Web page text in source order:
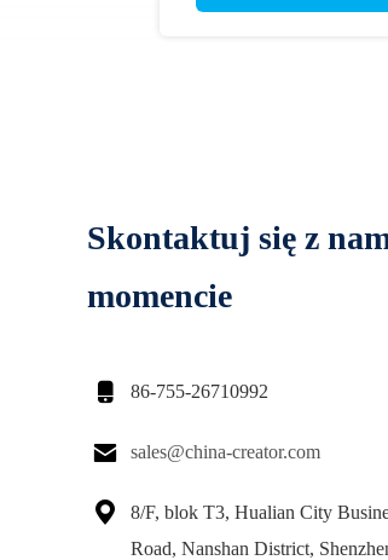
Skontaktuj się z
momencie
 86-755-26710992
 sales@china-creator.com

8/F, blok T3, Hualian City
Road, Nanshan District,